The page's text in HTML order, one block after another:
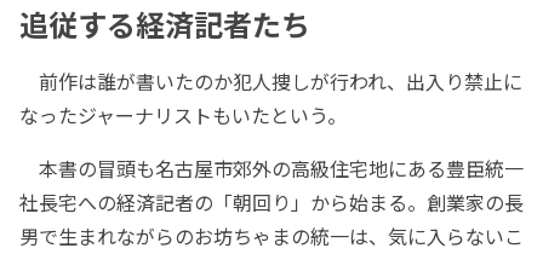
追従する経済記者たち
前作は誰が書いたのか犯人捜しが行われ、出入り禁止に
なったジャーナリストもいたという。
本書の冒頭も名古屋市郊外の高級住宅地にある豊臣統一
社長宅への経済記者の「朝回り」から始まる。創業家の長
男で生まれながらのお坊ちゃまの統一は、気に入らないこ